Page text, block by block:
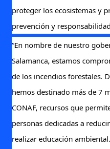
proteger los ecosistemas y
prevención y
“En nombre de nuestro
Salamanca, estamos
de los incendios forestales.
hemos destinado más de 7
CONAF, recursos que
personas dedicadas a
realizar educación